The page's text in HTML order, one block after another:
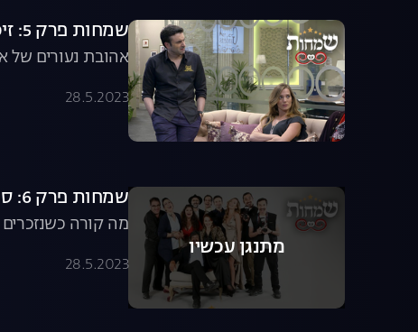
שמחות פרק 5: זיכרונות
אהובת נעורים של
28.5.2023
מתנגן עכשיו
שמחות פרק 6: סי או איי אל
מה קורה כשנזכרים
28.5.2023